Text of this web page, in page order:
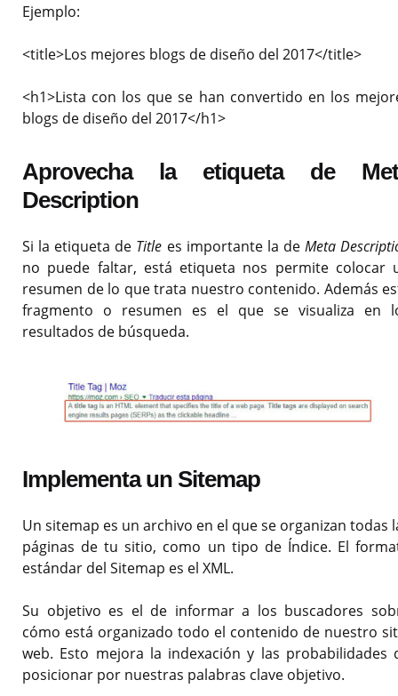
Ejemplo:
<title>Los mejores blogs de diseño del 2017</title>
<h1>Lista con los que se han convertido en los
blogs de diseño del 2017</h1>
Aprovecha la etiqueta de
Description
Si la etiqueta de Title es importante la de Meta
no puede faltar, está etiqueta nos permite colocar
resumen de lo que trata nuestro contenido. Además
fragmento o resumen es el que se visualiza en
resultados de búsqueda.
Implementa un Sitemap
Un sitemap es un archivo en el que se organizan todas
páginas de tu sitio, como un tipo de Índice. El
estándar del Sitemap es el XML.
Su objetivo es el de informar a los buscadores
cómo está organizado todo el contenido de nuestro
web. Esto mejora la indexación y las probabilidades
posicionar por nuestras palabras clave objetivo.